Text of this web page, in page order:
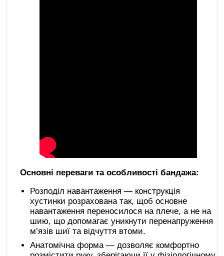
Основні переваги та особливості бандажа:
Розподіл навантаження — конструкція
хустинки розрахована так, щоб основне
навантаження переносилося на плече, а не на
шию, що допомагає уникнути перенапруження
м’язів шиї та відчуття втоми.
Анатомічна форма — дозволяє комфортно